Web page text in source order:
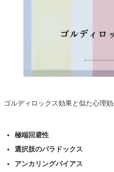
ゴルディロックス効果と似た心理効
極端回避性
選択肢のパラドックス
アンカリングバイアス